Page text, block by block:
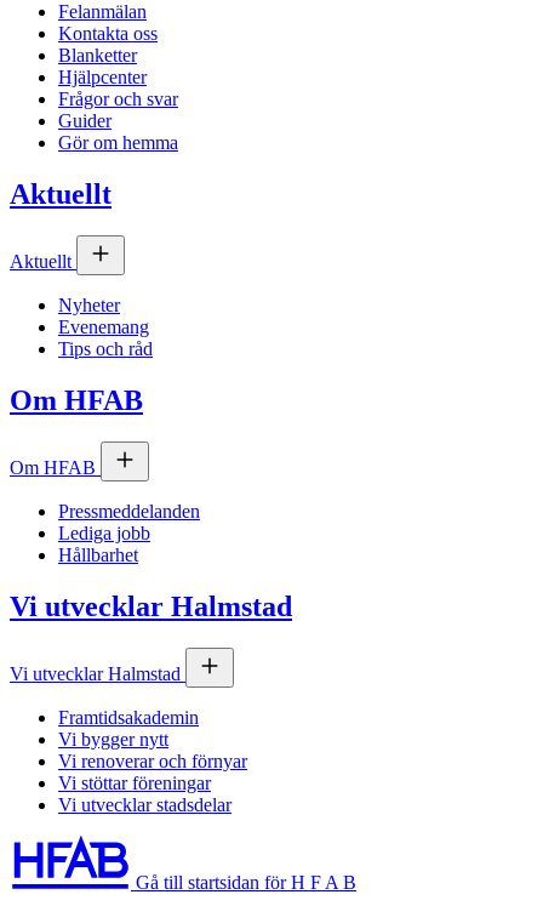
Felanmälan
Kontakta oss
Blanketter
Hjälpcenter
Frågor och svar
Guider
Gör om hemma
Aktuellt
Aktuellt
Nyheter
Evenemang
Tips och råd
Om HFAB
Om HFAB
Pressmeddelanden
Lediga jobb
Hållbarhet
Vi utvecklar Halmstad
Vi utvecklar Halmstad
Framtidsakademin
Vi bygger nytt
Vi renoverar och förnyar
Vi stöttar föreningar
Vi utvecklar stadsdelar
Gå till startsidan för H F A B